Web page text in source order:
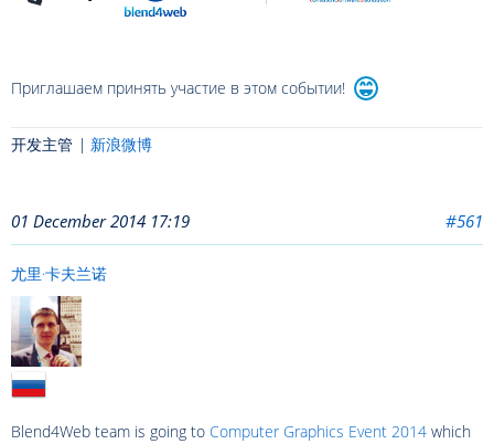
Приглашаем принять участие в этом событии!
开发主管 | 新浪微博
01 December 2014 17:19 #561
尤里·卡夫兰诺
Blend4Web team is going to Computer Graphics Event 2014 which